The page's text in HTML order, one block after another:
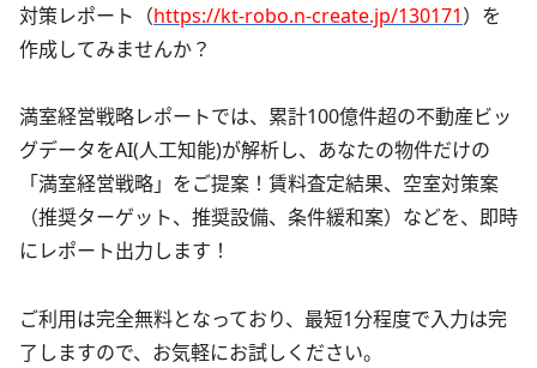
対策レポート（https://kt-robo.n-create.jp/130171）を
作成してみませんか？
満室経営戦略レポートでは、累計100億件超の不動産ビッ
グデータをAI(人工知能)が解析し、あなたの物件だけの
「満室経営戦略」をご提案！賃料査定結果、空室対策案
（推奨ターゲット、推奨設備、条件緩和案）などを、即時
にレポート出力します！
ご利用は完全無料となっており、最短1分程度で入力は完
了しますので、お気軽にお試しください。